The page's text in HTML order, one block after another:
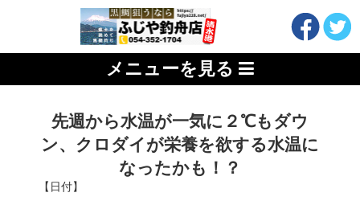
メニューを見る
先週から水温が一気に２℃もダウ
ン、クロダイが栄養を欲する水温に
なったかも！？
【日付】